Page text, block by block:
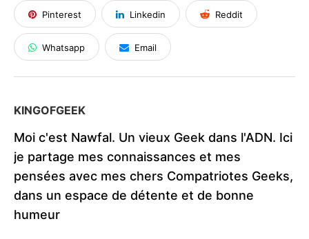
Pinterest Linkedin Reddit
Whatsapp Email
KINGOFGEEK
Moi c'est Nawfal. Un vieux Geek dans l'ADN. Ici
je partage mes connaissances et mes
pensées avec mes chers Compatriotes Geeks,
dans un espace de détente et de bonne
humeur